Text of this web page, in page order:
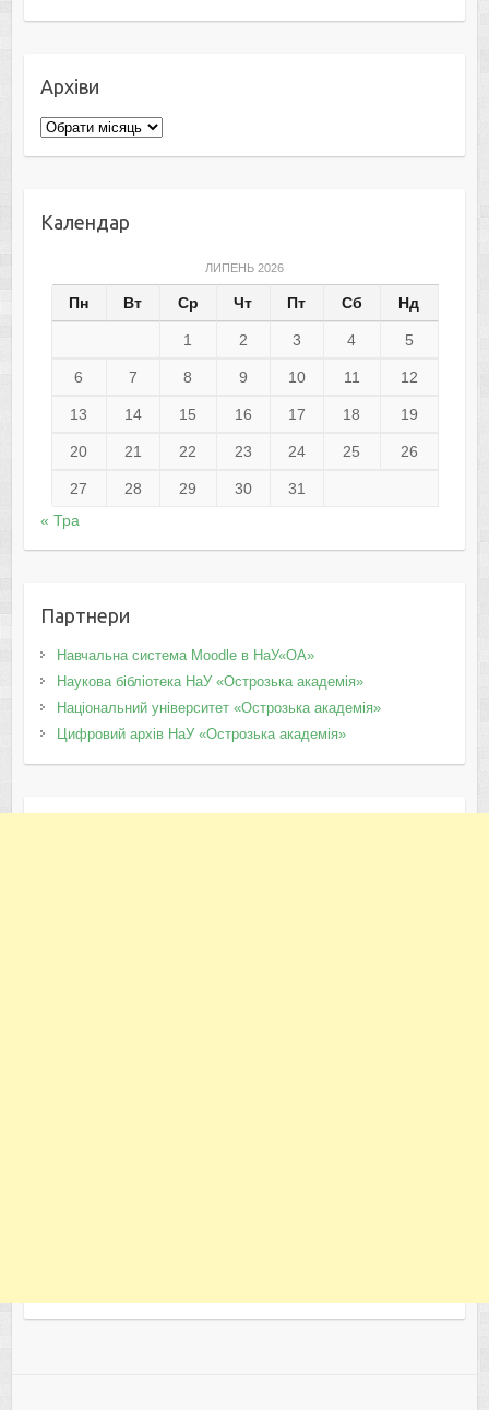
Архіви
Архіви
Календар
ЛИПЕНЬ 2026
Пн Вт Ср Чт Пт Сб Нд
1 2 3 4 5
6 7 8 9 10 11 12
13 14 15 16 17 18 19
20 21 22 23 24 25 26
27 28 29 30
31
« Тра
Партнери
Навчальна система Moodle в НаУ«ОА»
Наукова бібліотека НаУ «Острозька академія»
Національний університет «Острозька академія»
Цифровий архів НаУ «Острозька академія»